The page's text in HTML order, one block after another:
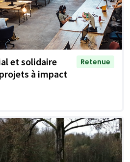
et solidaire
à impact
Retenue